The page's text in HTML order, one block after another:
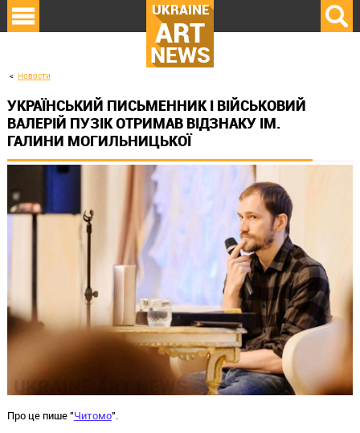
UKRAINE
ART
NEWS
Новости
УКРАЇНСЬКИЙ ПИСЬМЕННИК І ВІЙСЬКОВИЙ
ВАЛЕРІЙ ПУЗІК ОТРИМАВ ВІДЗНАКУ ІМ.
ГАЛИНИ МОГИЛЬНИЦЬКОЇ
Про це пише "Читомо".